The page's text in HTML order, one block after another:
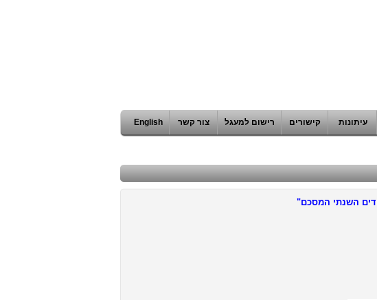
עיתונות קישורים רישום למעגל צור קשר English